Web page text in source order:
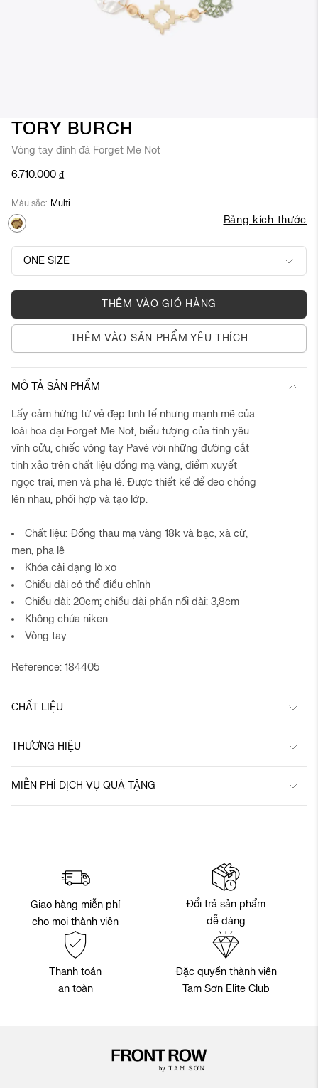
Chuyển
đến
phần
của
viện
hình
TORY BURCH
Vòng tay đính đá Forget Me Not
6.710.000 ₫
Màu sắc Multi
ONE SIZE
ONE SIZE
Bảng kích thước
THÊM VÀO GIỎ HÀNG
THÊM VÀO SẢN PHẨM YÊU THÍCH
MÔ TẢ SẢN PHẨM
Lấy cảm hứng từ vẻ đẹp tinh tế nhưng mạnh mẽ của
loài hoa dại Forget Me Not, biểu tượng của tình yêu
vĩnh cửu, chiếc vòng tay Pavé với những đường cắt
tinh xảo trên chất liệu đồng mạ vàng, điểm xuyết
ngọc trai, men và pha lê. Được thiết kế để đeo chồng
lên nhau, phối hợp và tạo lớp.
Chất liệu: Đồng thau mạ vàng 18k và bạc, xà cừ,
men, pha lê
Khóa cài dạng lò xo
Chiều dài có thể điều chỉnh
Chiều dài: 20cm; chiều dài phần nối dài: 3,8cm
Không chứa niken
Vòng tay
Reference: 184405
CHẤT LIỆU
THƯƠNG HIỆU
MIỄN PHÍ DỊCH VỤ QUÀ TẶNG
Giao hàng miễn phí
cho mọi thành viên
Đổi trả sản phẩm
dễ dàng
Thanh toán
an toàn
Đặc quyền thành viên
Tam Sơn Elite Club